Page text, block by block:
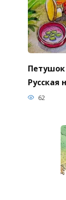
Русская
62